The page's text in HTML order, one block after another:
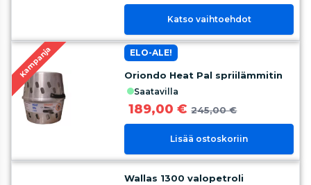
Katso vaihtoehdot
Kampanja ELO-ALE!
Oriondo Heat Pal spriilämmitin
saatavilla
189,00 € 245,00 €
Lisää ostoskoriin
Wallas 1300 valopetroli